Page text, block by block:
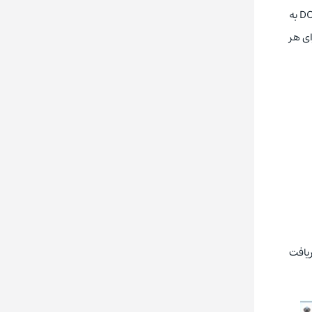
مهندسان برق صنعتی و PLC با استفاده از این نرم‌ افزار می‌توانند همیشه مطمئن باشند که ابزارهای مهندسی‌ شان مثل ISPSoft و DOPSoft به‌
هر